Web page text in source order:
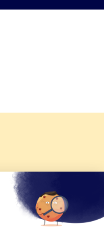
2026 de KTO